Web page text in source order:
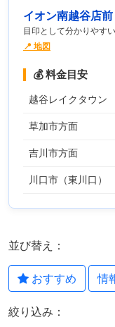
イオン南越谷店前
目印として分かりやす
📍 地図
💰 料金目安
越谷レイクタウン
草加市方面
吉川市方面
川口市（東川口）
並び替え：
おすすめ 情
絞り込み：